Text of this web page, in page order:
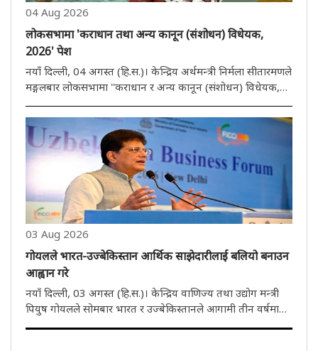
04 Aug 2026
लोकसभामा 'कराधान तथा अन्य कानून (संशोधन) विधेयक,
2026' पेश
नयाँ दिल्ली, 04 अगस्त (हि.स.)। केन्द्रिय अर्थमन्त्री निर्मला सीतारमणले
मङ्गलबार लोकसभामा ''कराधान र अन्य कानून (संशोधन) विधेयक,
विधेयक, 2026 पेश गर्दै अर्थमन्त्रीले सदनलाई यो कानून भुक्तानी..
03 Aug 2026
गोयलले भारत-उज्बेकिस्तान आर्थिक साझेदारीलाई बलियो बनाउन
आह्वान गरे
नयाँ दिल्ली, 03 अगस्त (हि.स.)। केन्द्रिय वाणिज्य तथा उद्योग मन्त्री
पियुष गोयलले सोमबार भारत र उज्बेकिस्तानले आगामी तीन वर्षमा